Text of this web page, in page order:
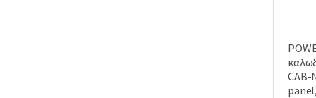
CAB-